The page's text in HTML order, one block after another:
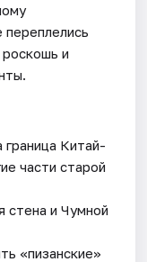
и
Китай-
части старой
стена и Чумной
«пизанские»